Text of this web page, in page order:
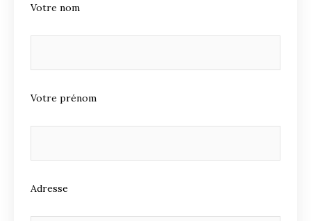
Votre nom
Votre prénom
Adresse